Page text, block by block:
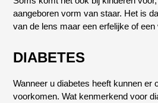
aangeboren vorm van staar. Het is
van de lens maar een erfelijke of
DIABETES
Wanneer u diabetes heeft kunnen er
voorkomen. Wat kenmerkend voor